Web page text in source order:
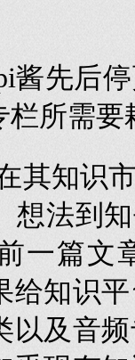
酱先后
所需要
其知识
想法到
一篇文
给知识
以及音